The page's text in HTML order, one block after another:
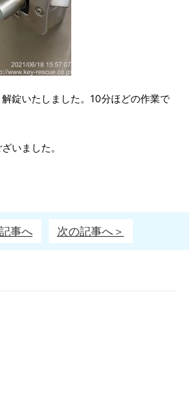
錠いたしました。10分ほどの作業で
いました。
事へ 次の記事へ＞